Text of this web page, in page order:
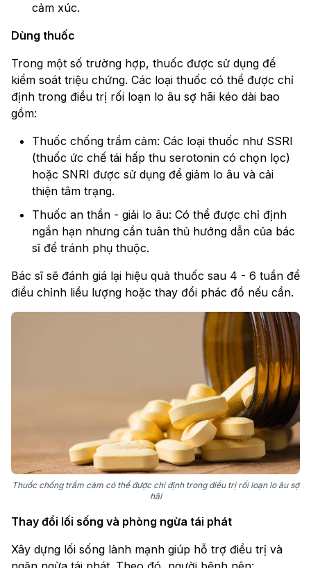
cảm xúc.
Dùng thuốc
Trong một số trường hợp, thuốc được sử dụng để
kiểm soát triệu chứng. Các loại thuốc có thể được chỉ
định trong điều trị rối loạn lo âu sợ hãi kéo dài bao
gồm:
Thuốc chống trầm cảm: Các loại thuốc như SSRI
(thuốc ức chế tái hấp thu serotonin có chọn lọc)
hoặc SNRI được sử dụng để giảm lo âu và cải
thiện tâm trạng.
Thuốc an thần - giải lo âu: Có thể được chỉ định
ngắn hạn nhưng cần tuân thủ hướng dẫn của bác
sĩ để tránh phụ thuộc.
Bác sĩ sẽ đánh giá lại hiệu quả thuốc sau 4 - 6 tuần để
điều chỉnh liều lượng hoặc thay đổi phác đồ nếu cần.
Thuốc chống trầm cảm có thể được chỉ định trong điều trị rối loạn lo âu sợ
hãi
Thay đổi lối sống và phòng ngừa tái phát
Xây dựng lối sống lành mạnh giúp hỗ trợ điều trị và